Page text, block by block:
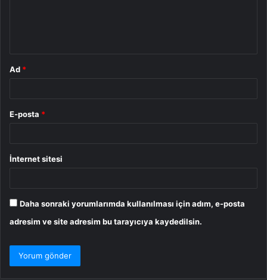
Ad *
E-posta *
İnternet sitesi
Daha sonraki yorumlarımda kullanılması için adım, e-posta
adresim ve site adresim bu tarayıcıya kaydedilsin.